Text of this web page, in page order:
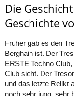
Die
Geschichte
Früher gab es den
Berghain ist. Der
ERSTE Techno
Club sieht. Der
und das letzte Relikt
noch sehr jung, sehr